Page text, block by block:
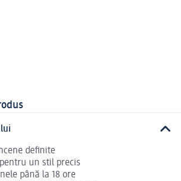
definite
un stil precis
până la 18 ore